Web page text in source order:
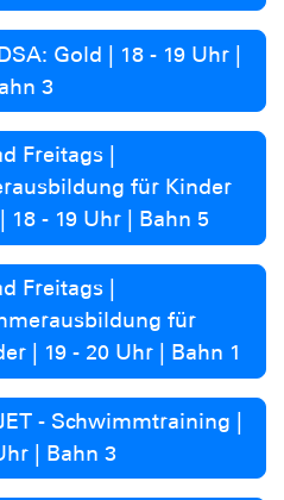
Gold | 18 - 19 Uhr |
3
Freitags |
für Kinder
- 19 Uhr | Bahn 5
Freitags |
für
| 19 - 20 Uhr | Bahn 1
- Schwimmtraining |
| Bahn 3